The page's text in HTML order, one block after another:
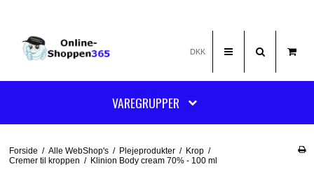
DKK
VAREGRUPPER
Forside / Alle WebShop's / Plejeprodukter / Krop /
Cremer til kroppen / Klinion Body cream 70% - 100 ml